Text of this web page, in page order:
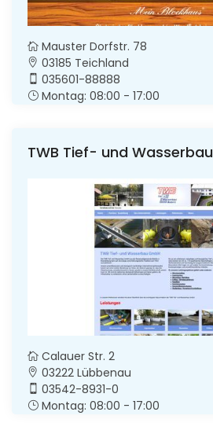
Mauster Dorfstr. 78
03185 Teichland
035601-88888
Montag: 08:00 - 17:00
TWB Tief- und Wasserbau
Calauer Str. 2
03222 Lübbenau
03542-8931-0
Montag: 08:00 - 17:00